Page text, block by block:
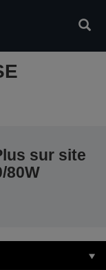
sur site
80W